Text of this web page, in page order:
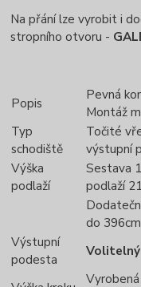
Na přání lze vyrobit i
stropního otvoru -
Popis
Pevná
Montáž
Typ
schodiště
Točité
výstupní
Výška
podlaží
Sestava
podlaží
do 396cm
Výstupní
podesta
Vyrobená